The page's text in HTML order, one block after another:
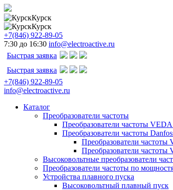
Курск
Курск
+7(846) 922-89-05
7:30 до 16:30 info@electroactive.ru
Быстрая заявка
Быстрая заявка
+7(846) 922-89-05
info@electroactive.ru
Каталог
Преобразователи частоты
Преобразователи частоты
Преобразователи частоты
Преобразователи частоты
Преобразователи частоты
Высоковольтные преобразователи
Преобразователи частоты по
Устройства плавного пуска
Высоковольтный плавный пуск